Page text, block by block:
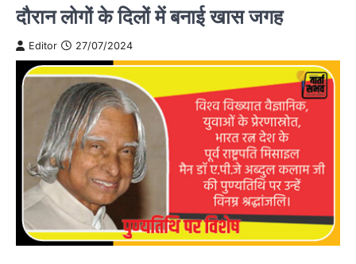
दौरान लोगों के दिलों में बनाई खास जगह
Editor 27/07/2024